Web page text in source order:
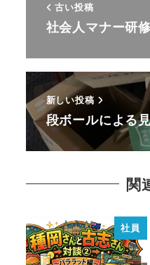
古い投稿
社会人マナー研修
新しい投稿
段ボールによる
関
社員